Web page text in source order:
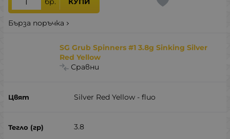
Бърза поръчка
SG Grub Spinners #1 3.8g Sinking Silver
Red Yellow
Сравни
Silver Red Yellow - fluo
3.8